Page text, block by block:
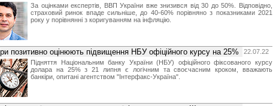
За оцінками експертів, ВВП України вже знизився від 30 до 50%. Відповідно,
страховий ринок впаде сильніше, до 40-60% порівняно з показниками 2021
року у порівнянні з коригуванням на інфляцію.
позитивно оцінюють підвищення НБУ офіційного курсу на 25%
22.07.22
Підняття Національним банку України (НБУ) офіційного фіксованого курсу
долара на 25% з 21 липня є логічним та своєчасним кроком, вважають
банкіри, опитані агентством "Інтерфакс-Україна".